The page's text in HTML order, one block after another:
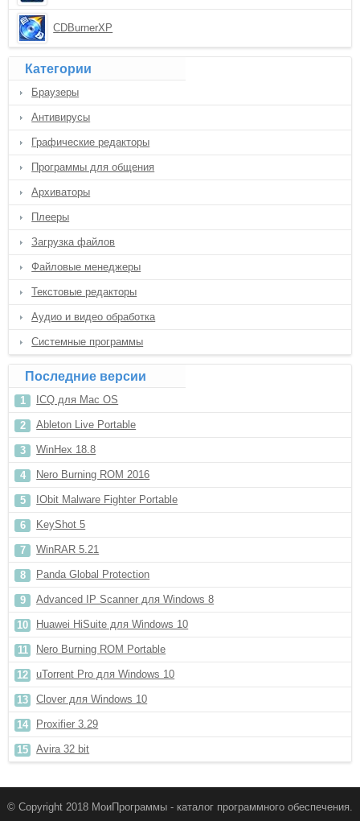
CDBurnerXP
Категории
Браузеры
Антивирусы
Графические редакторы
Программы для общения
Архиваторы
Плееры
Загрузка файлов
Файловые менеджеры
Текстовые редакторы
Аудио и видео обработка
Системные программы
Последние версии
ICQ для Mac OS
Ableton Live Portable
WinHex 18.8
Nero Burning ROM 2016
IObit Malware Fighter Portable
KeyShot 5
WinRAR 5.21
Panda Global Protection
Advanced IP Scanner для Windows 8
Huawei HiSuite для Windows 10
Nero Burning ROM Portable
uTorrent Pro для Windows 10
Clover для Windows 10
Proxifier 3.29
Avira 32 bit
© Copyright 2018 МоиПрограммы - каталог программного обеспечения.